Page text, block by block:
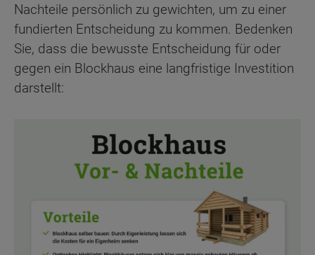
Nachteile persönlich zu gewichten, um zu einer
fundierten Entscheidung zu kommen. Bedenken
Sie, dass die bewusste Entscheidung für oder
gegen ein Blockhaus eine langfristige Investition
darstellt: